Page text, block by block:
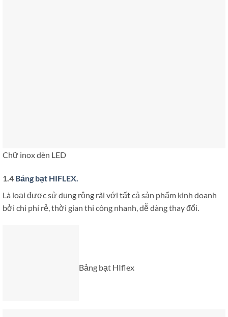
Chữ inox dèn LED
1.4 Bảng bạt HIFLEX.
Là loại được sử dụng rộng rãi với tất cả sản phẩm kinh doanh
bởi chi phí rẻ, thời gian thi công nhanh, dễ dàng thay đổi.
Bảng bạt HIflex